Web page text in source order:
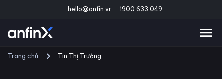
hello@anfin.vn 1900 633 049
Trang chủ Tin Thị Trường